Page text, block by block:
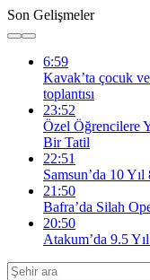
Son Gelişmeler
6:59
Kavak’ta çocuk
toplantısı
23:52
Özel Öğrencilere
Bir Tatil
22:51
Samsun’da 10
21:50
Bafra’da Silah
20:50
Atakum’da 9.5